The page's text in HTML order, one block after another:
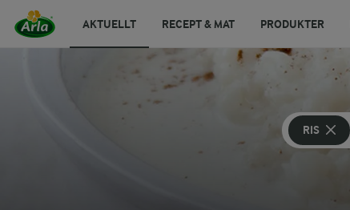
AKTUELLT RECEPT & MAT PRODUKTER
RIS